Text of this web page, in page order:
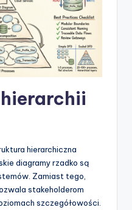
hierarchiczna
diagramy rzadko są
Zamiast tego,
stakeholderom
szczegółowości.